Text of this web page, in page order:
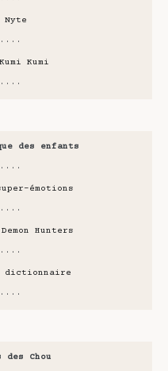
Kumi
des enfants
émotions
Hunters
dictionnaire
des Chou